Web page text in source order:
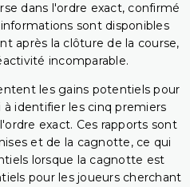
dans l'ordre exact, confirmé
sont disponibles
après la clôture de la course,
incomparable.
les gains potentiels pour
à identifier les cinq premiers
exact. Ces rapports sont
et de la cagnotte, ce qui
lorsque la cagnotte est
pour les joueurs cherchant